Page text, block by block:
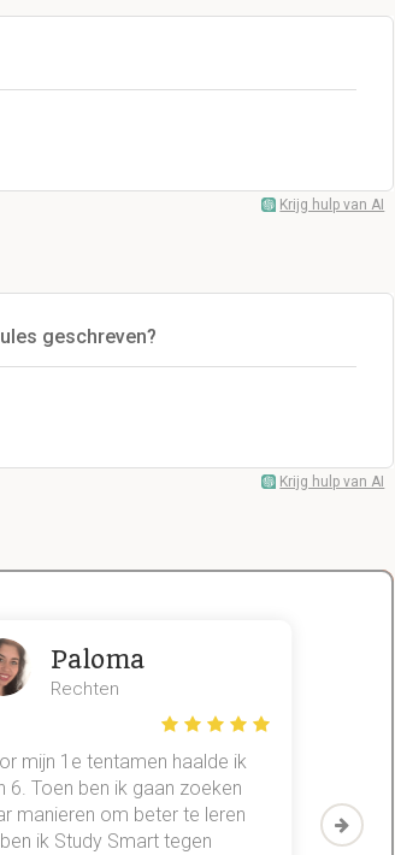
Krijg hulp van AI
geschreven?
Krijg hulp van AI
Paloma
Rechten
mijn 1e tentamen haalde ik
6. Toen ben ik gaan zoeken
manieren om beter te leren
ik Study Smart tegen